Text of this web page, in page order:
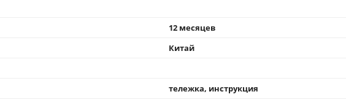
12 месяцев
Китай
тележка, инструкция